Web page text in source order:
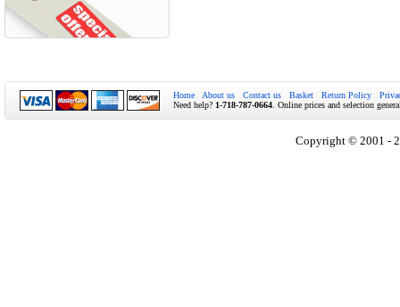
Home About us Contact us Basket Return Policy
Need help? 1-718-787-0664 . Online prices and selection
Copyright © 2001 -